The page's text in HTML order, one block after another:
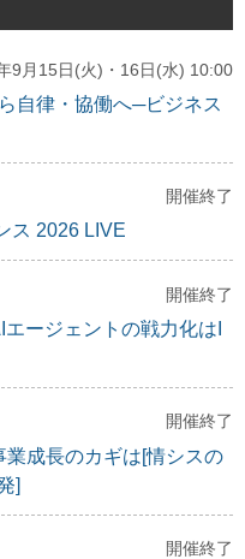
9月15日(火)・16日(水) 10:00
自律・協働へ─ビジネス
開催終了
ス 2026 LIVE
開催終了
ージェントの戦力化はI
開催終了
業成長のカギは[情シスの
]
開催終了